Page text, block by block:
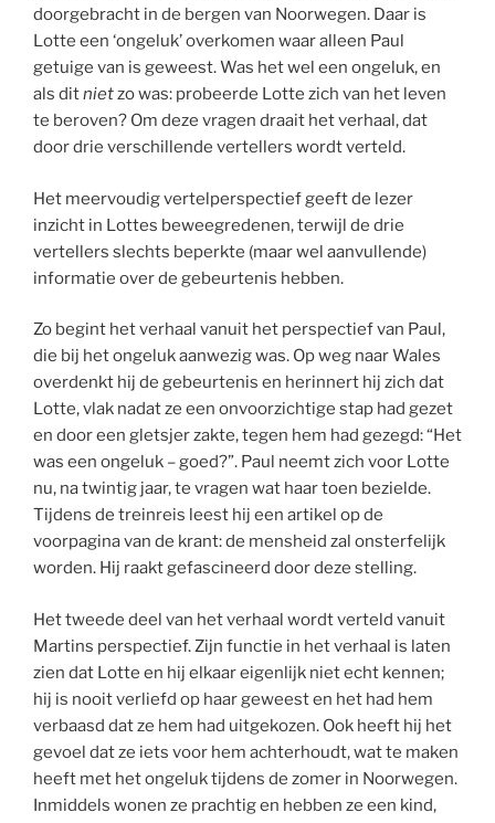
doorgebracht in de bergen van Noorwegen. Daar is
Lotte een ‘ongeluk’ overkomen waar alleen Paul
getuige van is geweest. Was het wel een ongeluk, en
als ditnietzo was: probeerde Lotte zich van het leven
te beroven? Om deze vragen draait het verhaal, dat
door drie verschillende vertellers wordt verteld.
Het meervoudig vertelperspectief geeft de lezer
inzicht in Lottes beweegredenen, terwijl de drie
vertellers slechts beperkte (maar wel aanvullende)
informatie over de gebeurtenis hebben.
Zo begint het verhaal vanuit het perspectief van Paul,
die bij het ongeluk aanwezig was. Op weg naar Wales
overdenkt hij de gebeurtenis en herinnert hij zich dat
Lotte, vlak nadat ze een onvoorzichtige stap had gezet
en door een gletsjer zakte, tegen hem had gezegd: “Het
was een ongeluk – goed?”. Paul neemt zich voor Lotte
nu, na twintig jaar, te vragen wat haar toen bezielde.
Tijdens de treinreis leest hij een artikel op de
voorpagina van de krant: de mensheid zal onsterfelijk
worden. Hij raakt gefascineerd door deze stelling.
Het tweede deel van het verhaal wordt verteld vanuit
Martins perspectief. Zijn functie in het verhaal is laten
zien dat Lotte en hij elkaar eigenlijk niet echt kennen;
hij is nooit verliefd op haar geweest en het had hem
verbaasd dat ze hem had uitgekozen. Ook heeft hij het
gevoel dat ze iets voor hem achterhoudt, wat te maken
heeft met het ongeluk tijdens de zomer in Noorwegen.
Inmiddels wonen ze prachtig en hebben ze een kind,